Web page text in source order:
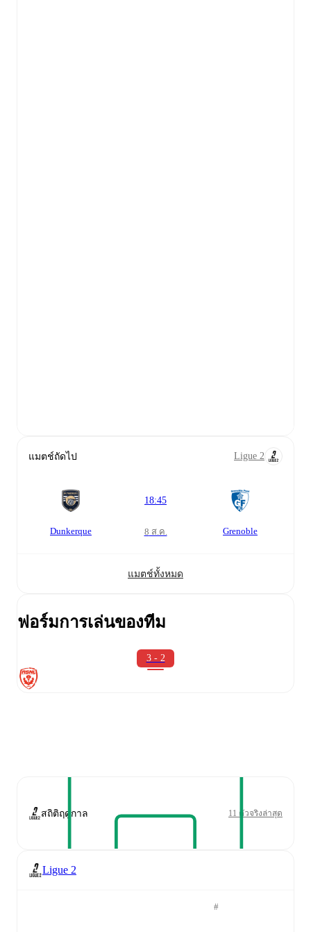
แมตช์ถัดไป Ligue 2
Dunkerque
18:45
8 ส.ค. Grenoble
แมตช์ทั้งหมด
ฟอร์มการเล่นของทีม
3 - 2
สถิติฤดูกาล 11 ตัวจริงล่าสุด
Ligue 2
#